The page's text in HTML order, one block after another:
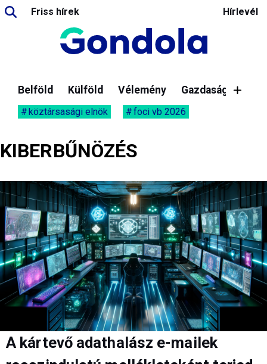
Friss hírek Hírlevél
Belföld Külföld Vélemény Gazdaság
köztársasági elnök foci vb 2026
KIBERBŰNÖZÉS
A kártevő adathalász e-mailek